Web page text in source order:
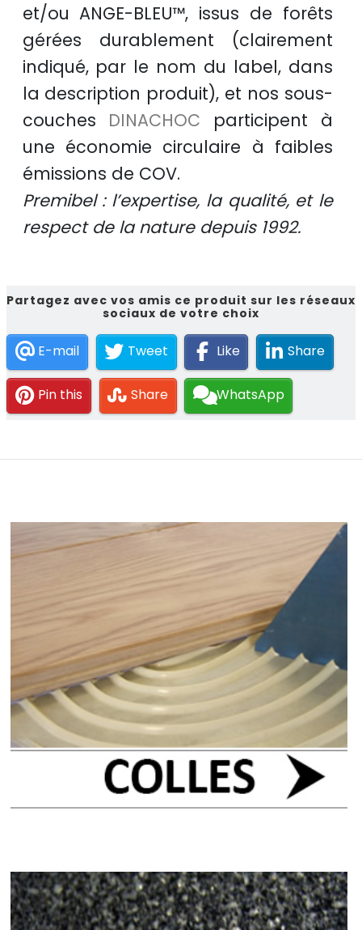
et/ouANGE-BLEU™, issus de forêts
gérées durablement (clairement
indiqué, par le nom du label, dans
la description produit), et nos sous-
couches DINACHOC participent à
une économie circulaire à faibles
émissions de COV.
Premibel : l’expertise, la qualité, et le
respect de la nature depuis 1992.
Partagez avec vos amis ce produit sur les réseaux
sociaux de votre choix
E-mail Tweet Like Share
Pin this Share WhatsApp